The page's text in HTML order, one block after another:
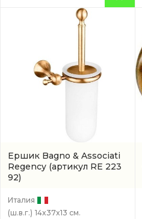
Ершик Bagno & Associati
Regency (артикул RE 223
92)
Италия
(ш.в.г.) 14x37x13 см.